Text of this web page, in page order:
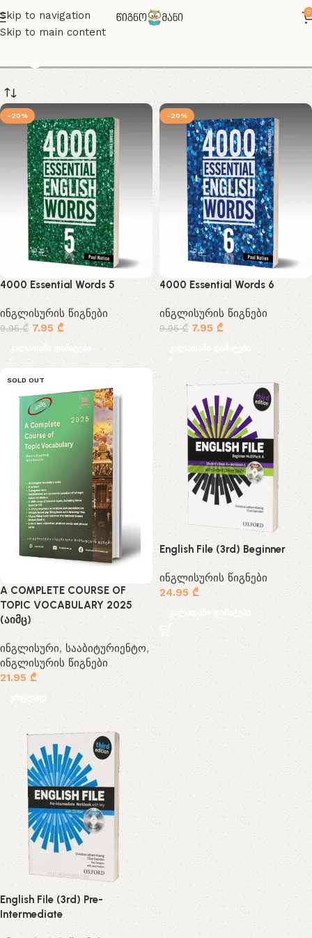
Skip to navigation
Skip to main content
0
-20%
4000 Essential Words 5
ინგლისურის წიგნები
9.95₾ 7.95 ₾
კალათაში დამატება
-20%
4000 Essential Words 6
ინგლისურის წიგნები
9.95₾ 7.95₾
კალათაში დამატება
SOLD OUT
A COMPLETE COURSE OF
TOPIC VOCABULARY 2025
(აიმც)
ინგლისური,სააბიტურიენტო,
ინგლისურის წიგნები
21.95 ₾
ვრცლად
English File (3rd) Beginner
ინგლისურის წიგნები
24.95₾
კალათაში დამატება
English File (3rd) Pre-
Intermediate